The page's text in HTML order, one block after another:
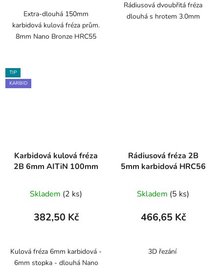
Extra-dlouhá 150mm
karbidová kulová fréza prům.
8mm Nano Bronze HRC55
Rádiusová dvoubřitá fréza
dlouhá s hrotem 3.0mm
TIP
KARBID
Karbidová kulová fréza
2B 6mm AITiN 100mm
Skladem (2 ks)
382,50 Kč
Kulová fréza 6mm karbidová -
6mm stopka - dlouhá Nano
Rádiusová fréza 2B
5mm karbidová HRC56
Skladem (5 ks)
466,65 Kč
3D řezání